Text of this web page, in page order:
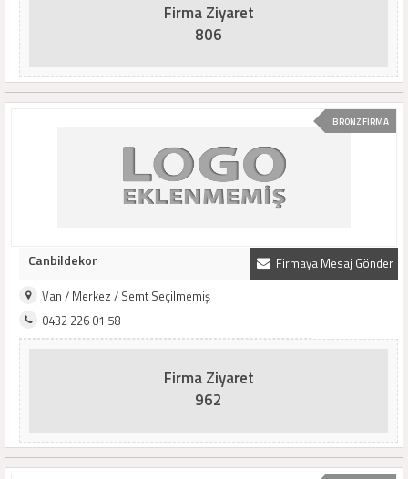
Firma Ziyaret
806
BRONZ FİRMA
Firmaya Mesaj Gönder
Canbildekor
Van / Merkez / Semt Seçilmemiş
0432 226 01 58
Firma Ziyaret
962